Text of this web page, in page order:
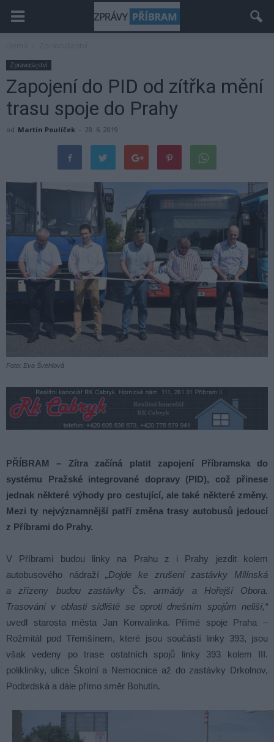
Zpravodajství
Zapojení do PID od zítřka mění
trasu spoje do Prahy
od Martin Poulíček - 28. 6. 2019
Foto: Eva Švehlová
PŘÍBRAM – Zítra začíná platit zapojení Příbramska do
systému Pražské integrované dopravy (PID), což přinese
jednak některé výhody pro cestující, ale také některé změny.
Mezi ty nejvýznamnější patří změna trasy autobusů jedoucí
z Příbrami do Prahy.
V Příbrami budou linky na Prahu z i Prahy jezdit kolem
autobusového nádraží„Dojde ke zrušení zastávky Milínská
a zřízeny budou zastávky Čs. armády a Hořejší Obora.
Trasování v oblasti sídliště se oproti dnešním spojům neliší,“
uvedl starosta města Jan Konvalinka. Přímé spoje Praha –
Rožmitál pod Třemšínem, které jsou součástí linky 393, jsou
však vedeny po trase ostatních spojů linky 393 kolem III.
polikliniky, ulice Školní a Nemocnice až do zastávky Drkolnov,
Podbrdská a dále přímo směr Bohutín.